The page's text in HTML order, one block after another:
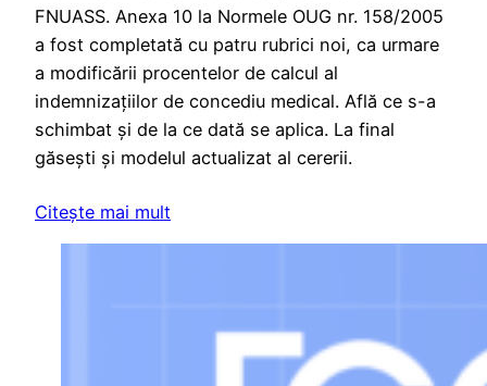
FNUASS. Anexa 10 la Normele OUG nr. 158/2005
a fost completată cu patru rubrici noi, ca urmare
a modificării procentelor de calcul al
indemnizațiilor de concediu medical. Află ce s-a
schimbat și de la ce dată se aplica. La final
găsești și modelul actualizat al cererii.
Citește mai mult